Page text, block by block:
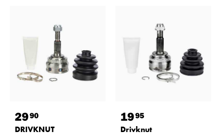
2990
DRIVKNUT
1995
Drivknut